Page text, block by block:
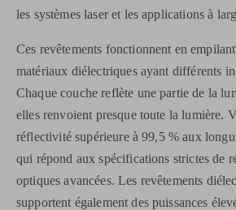
les systèmes laser et les applications à
Ces revêtements fonctionnent en
matériaux diélectriques ayant différents
Chaque couche reflète une partie de la
elles renvoient presque toute la lumière.
réflectivité supérieure à 99,5 % aux
qui répond aux spécifications strictes de
optiques avancées. Les revêtements
supportent également des puissances